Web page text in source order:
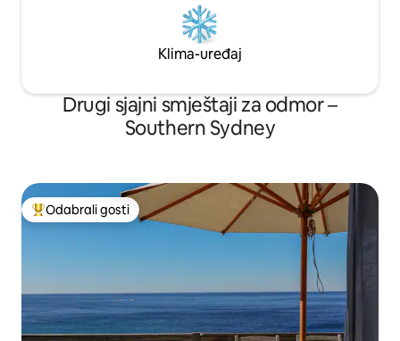
Klima-uređaj
Drugi sjajni smještaji za odmor –
Southern Sydney
Među najviše rangiranima s oznakom „Odabrali gosti”
Odabrali gosti